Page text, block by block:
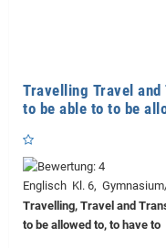
Travelling Travel
to be able to to be
Englisch Kl. 6,
Travelling, Travel and
to be allowed to, to have to